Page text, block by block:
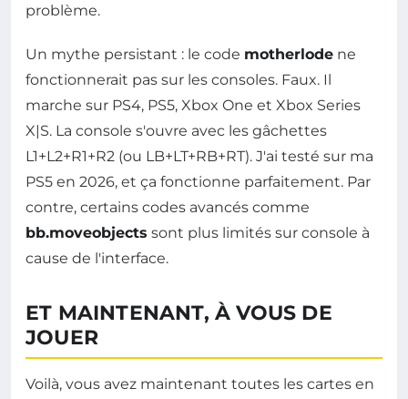
problème.
Un mythe persistant : le code motherlode ne
fonctionnerait pas sur les consoles. Faux. Il
marche sur PS4, PS5, Xbox One et Xbox Series
X|S. La console s'ouvre avec les gâchettes
L1+L2+R1+R2 (ou LB+LT+RB+RT). J'ai testé sur ma
PS5 en 2026, et ça fonctionne parfaitement. Par
contre, certains codes avancés comme
bb.moveobjects sont plus limités sur console à
cause de l'interface.
ET MAINTENANT, À VOUS DE
JOUER
Voilà, vous avez maintenant toutes les cartes en